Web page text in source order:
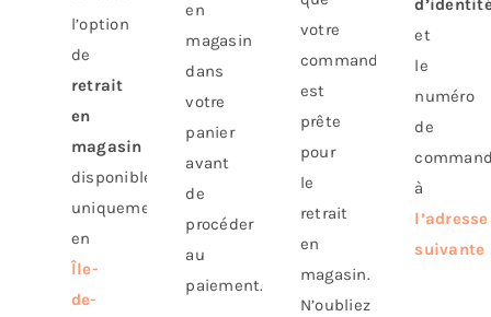
l’option
de
retrait
en
magasin
disponible
uniquement
en
Île-
de-
en
magasin
dans
votre
panier
avant
de
procéder
au
paiement.
votre
commande
est
prête
pour
le
retrait
en
magasin.
N’oubliez
et
le
numéro
de
à
l’adresse
suivante